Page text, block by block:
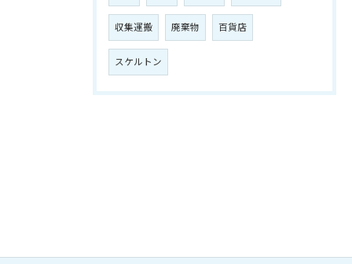
収集運搬 廃棄物 百貨店
スケルトン